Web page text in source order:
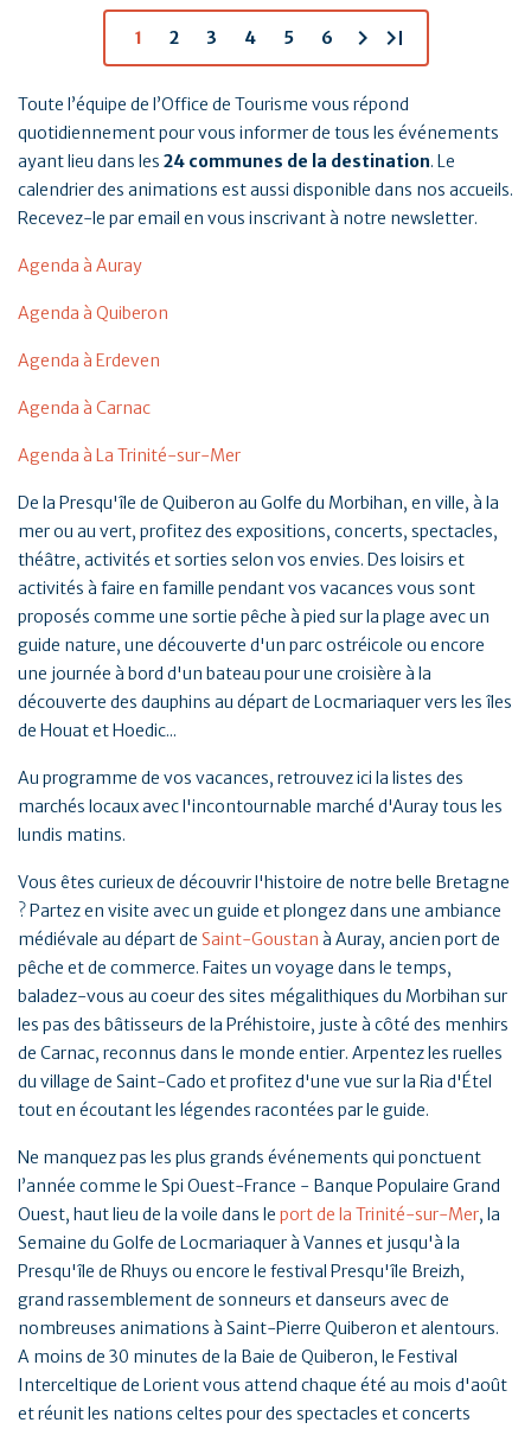
1 2 3 4 5 6 chevron_right last_page
Toute l’équipe de l’Office de Tourisme vous répond
quotidiennement pour vous informer de tous les événements
ayant lieu dans les 24 communes de la destination. Le
calendrier des animations est aussi disponible dans nos accueils.
Recevez-le par email en vous inscrivant à notre newsletter.
Agenda à Auray
Agenda à Quiberon
Agenda à Erdeven
Agenda à Carnac
Agenda à La Trinité-sur-Mer
De la Presqu'île de Quiberon au Golfe du Morbihan, en ville, à la
mer ou au vert, profitez des expositions, concerts, spectacles,
théâtre, activités et sorties selon vos envies. Des loisirs et
activités à faire en famille pendant vos vacances vous sont
proposés comme une sortie pêche à pied sur la plage avec un
guide nature, une découverte d'un parc ostréicole ou encore
une journée à bord d'un bateau pour une croisière à la
découverte des dauphins au départ de Locmariaquer vers les îles
de Houat et Hoedic...
Au programme de vos vacances, retrouvez ici la listes des
marchés locaux avec l'incontournable marché d'Auray tous les
lundis matins.
Vous êtes curieux de découvrir l'histoire de notre belle Bretagne
? Partez en visite avec un guide et plongez dans une ambiance
médiévale au départ de Saint-Goustan à Auray, ancien port de
pêche et de commerce. Faites un voyage dans le temps,
baladez-vous au coeur des sites mégalithiques du Morbihan sur
les pas des bâtisseurs de la Préhistoire, juste à côté des menhirs
de Carnac, reconnus dans le monde entier. Arpentez les ruelles
du village de Saint-Cado et profitez d'une vue sur la Ria d'Étel
tout en écoutant les légendes racontées par le guide.
Ne manquez pas les plus grands événements qui ponctuent
l’année comme le Spi Ouest-France - Banque Populaire Grand
Ouest, haut lieu de la voile dans le port de la Trinité-sur-Mer, la
Semaine du Golfe de Locmariaquer à Vannes et jusqu'à la
Presqu'île de Rhuys ou encore le festival Presqu'île Breizh,
grand rassemblement de sonneurs et danseurs avec de
nombreuses animations à Saint-Pierre Quiberon et alentours.
A moins de 30 minutes de la Baie de Quiberon, le Festival
Interceltique de Lorient vous attend chaque été au mois d'août
et réunit les nations celtes pour des spectacles et concerts